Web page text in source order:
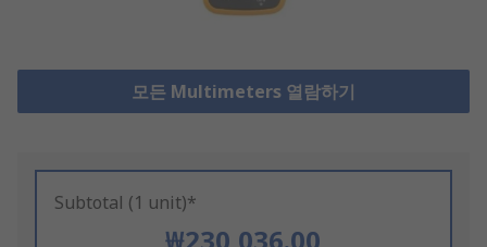
모든 Multimeters 열람하기
Subtotal (1 unit)*